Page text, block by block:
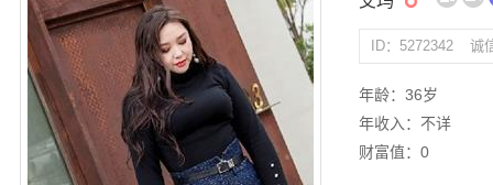
ID：5272342 诚
年龄：36岁
年收入：不详
财富值：0